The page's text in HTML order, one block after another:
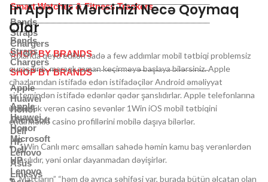
Bands
Straps
Chargers
SHOP BY BRANDS
Apple
Huawei
Honor
Microsoft
Dell
HP
Lenovo
Asus
Linksys
Smart Watches & Fitness Trackers
Bands
Straps
Chargers
SHOP BY BRANDS
Apple
Huawei
Honor
Microsoft
Dell
HP
Lenovo
In App Ilk Mərcinizi Necə Qoymaq
Olar
Yuxarıda qeyd edilən sadə a few addımlar mobil tətbiqi problemsiz
quraşdırıb, maraqlı zaman keçirməyə başlaya bilərsiniz. Apple
cihazlarından istifadə edən istifadəçilər Android əməliyyat
sistemindən istifadə edənlər qədər şanslıdırlar. Apple telefonlarına
üstünlük verən casino sevənlər 1Win iOS mobil tətbiqini
endirməklə casino profillərini mobilə daşıya bilərlər.
1Win Canlı mərc əmsalları sahədə həmin kamu baş verənlərdən
asılıdır, yəni onlar dayanmadan dəyişirlər.
Matçların” “həm də ayrıca səhifəsi var, burada bütün əlçatan olan